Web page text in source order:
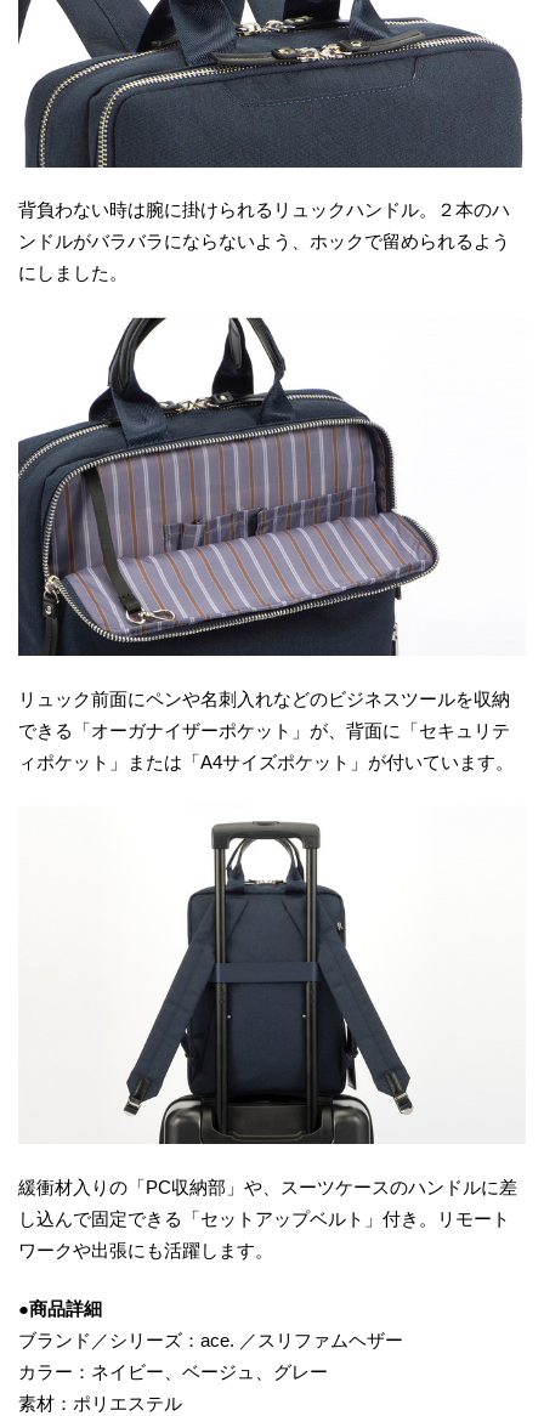
背負わない時は腕に掛けられるリュックハンドル。２本のハ
ンドルがバラバラにならないよう、ホックで留められるよう
にしました。
リュック前面にペンや名刺入れなどのビジネスツールを収納
できる「オーガナイザーポケット」が、背面に「セキュリテ
ィポケット」または「A4サイズポケット」が付いています。
緩衝材入りの「PC収納部」や、スーツケースのハンドルに差
し込んで固定できる「セットアップベルト」付き。リモート
ワークや出張にも活躍します。
●商品詳細
ブランド／シリーズ：ace. ／スリファムヘザー
カラー：ネイビー、ベージュ、グレー
素材：ポリエステル